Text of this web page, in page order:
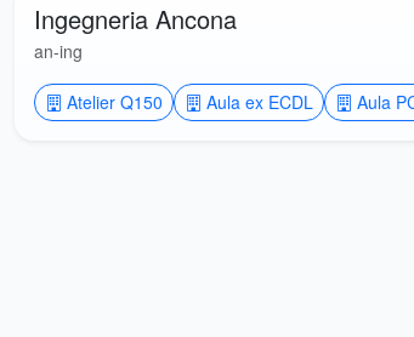
Ingegneria Ancona
an-ing
Atelier Q150 Aula ex ECDL Aula